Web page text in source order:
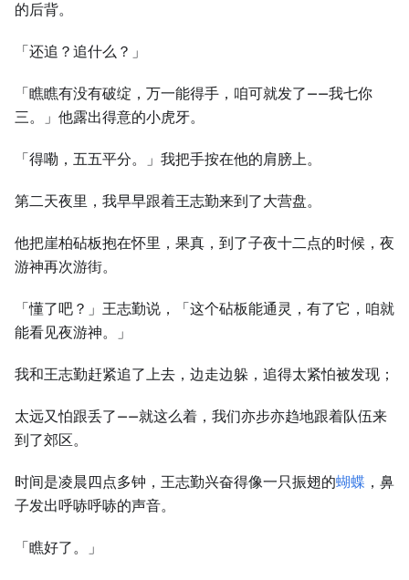
的后背。
「还追？追什么？」
「瞧瞧有没有破绽，万一能得手，咱可就发了——我七你
三。」他露出得意的小虎牙。
「得嘞，五五平分。」我把手按在他的肩膀上。
第二天夜里，我早早跟着王志勤来到了大营盘。
他把崖柏砧板抱在怀里，果真，到了子夜十二点的时候，夜
游神再次游街。
「懂了吧？」王志勤说，「这个砧板能通灵，有了它，咱就
能看见夜游神。」
我和王志勤赶紧追了上去，边走边躲，追得太紧怕被发现；
太远又怕跟丢了——就这么着，我们亦步亦趋地跟着队伍来
到了郊区。
时间是凌晨四点多钟，王志勤兴奋得像一只振翅的蝴蝶 ，鼻
子发出呼哧呼哧的声音。
「瞧好了。」